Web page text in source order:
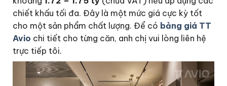
chiết khấu tối đa. Đây là một mức giá cực kỳ tốt
cho một sản phẩm chất lượng. Để có bảng giá TT
Avio chi tiết cho từng căn, anh chị vui lòng liên hệ
trực tiếp tôi.